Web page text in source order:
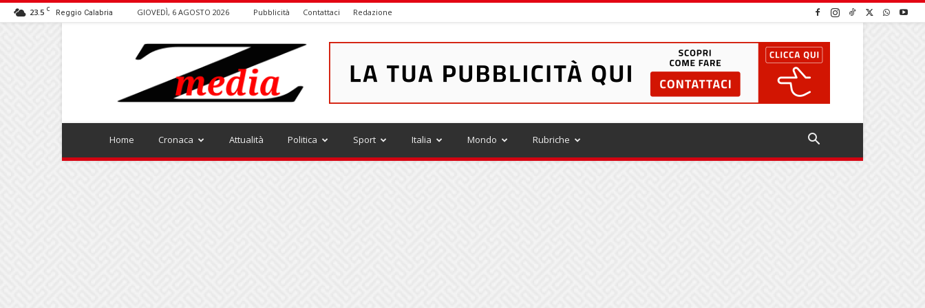
23.5 C Reggio Calabria GIOVEDÌ, 6 AGOSTO 2026 Pubblicità Contattaci Redazione
ZMEDIA
Home Cronaca Attualità Politica Sport Italia Mondo Rubriche